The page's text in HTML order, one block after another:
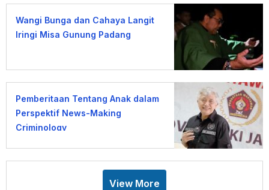
Wangi Bunga dan Cahaya Langit
Iringi Misa Gunung Padang
Pemberitaan Tentang Anak dalam
Perspektif News-Making
Criminology
View More